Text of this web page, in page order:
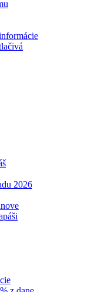
2026